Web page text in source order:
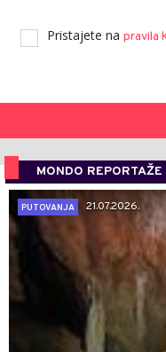
Pristajete na pravila
MONDO REPORTAŽE
PUTOVANJA
21.07.2026.